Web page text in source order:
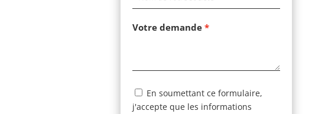
Votre demande
En soumettant ce formulaire,
j'accepte que les informations